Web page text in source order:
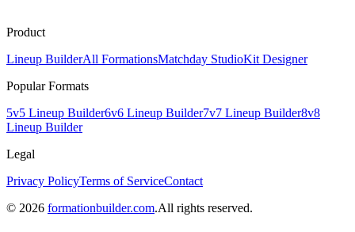
Product
Lineup BuilderAll FormationsMatchday StudioKit Designer
Popular Formats
5v5 Lineup Builder6v6 Lineup Builder7v7 Lineup Builder8v8
Lineup Builder
Legal
Privacy PolicyTerms of ServiceContact
© 2026 formationbuilder.com.All rights reserved.